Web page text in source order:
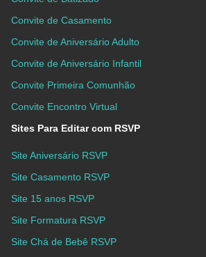
Convite de Casamento
Convite de Aniversário Adulto
Convite de Aniversário Infantil
Convite Primeira Comunhão
Convite Encontro Virtual
Sites Para Editar com RSVP
Site Aniversário RSVP
Site Casamento RSVP
Site 15 anos RSVP
Site Formatura RSVP
Site Chá de Bebê RSVP